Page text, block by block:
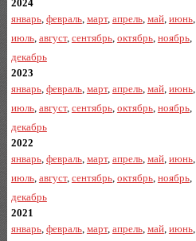
2024
январь, февраль, март, апрель, май, июнь,
июль, август, сентябрь, октябрь, ноябрь,
декабрь
2023
январь, февраль, март, апрель, май, июнь,
июль, август, сентябрь, октябрь, ноябрь,
декабрь
2022
январь, февраль, март, апрель, май, июнь,
июль, август, сентябрь, октябрь, ноябрь,
декабрь
2021
январь, февраль, март, апрель, май, июнь,